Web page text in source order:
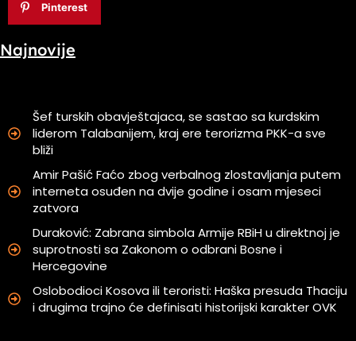
Pinterest
Najnovije
Šef turskih obavještajaca, se sastao sa kurdskim
liderom Talabanijem, kraj ere terorizma PKK-a sve
bliži
Amir Pašić Faćo zbog verbalnog zlostavljanja putem
interneta osuđen na dvije godine i osam mjeseci
zatvora
Duraković: Zabrana simbola Armije RBiH u direktnoj je
suprotnosti sa Zakonom o odbrani Bosne i
Hercegovine
Oslobodioci Kosova ili teroristi: Haška presuda Thaciju
i drugima trajno će definisati historijski karakter OVK